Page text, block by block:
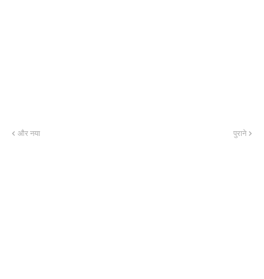
और नया पुराने